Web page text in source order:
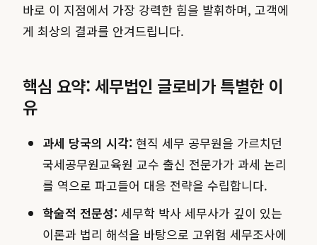
바로 이 지점에서 가장 강력한 힘을 발휘하며, 고객에
게 최상의 결과를 안겨드립니다.
핵심 요약: 세무법인 글로비가 특별한 이
유
과세 당국의 시각: 현직 세무 공무원을 가르치던
국세공무원교육원 교수 출신 전문가가 과세 논리
를 역으로 파고들어 대응 전략을 수립합니다.
학술적 전문성: 세무학 박사 세무사가 깊이 있는
이론과 법리 해석을 바탕으로 고위험 세무조사에